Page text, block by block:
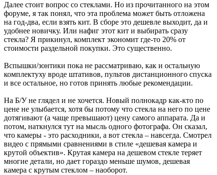
Далее стоит вопрос со стеклами. Но из прочитанного на этом
форуме, я так понял, что эта проблема может быть отложена
на год-два, если взять кит. В сборе это дешевле выходит, да и
удобнее новичку. Или нафиг этот кит и выбирать сразу
стекла? Я прикинул, комплект экономит где-то 20% от
стоимости раздельной покупки. Это существенно.
Вспышки/зонтики пока не рассматриваю, как и остальную
комплектуху вроде штативов, пультов дистанционного спуска
и все остальное, но готов принять любые рекомендации.
На Б/У не глядел и не хочется. Новый полнокадр как-кто по
цене не улыбается, хотя бы потому что стекла на него по цене
дотягивают (а чаще превышают) цену самого аппарата. Да и
потом, наткнулся тут на мысль одного фотографа. Он сказал,
что камеры - это расходники, а вот стекла – навсегда. Смотрел
видео с прямыми сравнениями в стиле «дешевая камера и
крутой объектив». Крутая камера на дешевом стекле теряет
многие детали, но дает гораздо меньше шумов, дешевая
камера с крутым стеклом – наоборот.